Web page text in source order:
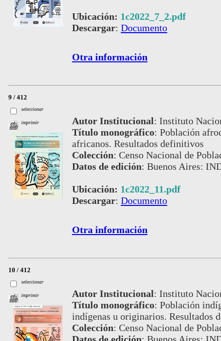
Ubicación: 1c2022_7_2.pdf
Descargar: Documento
Otra información
9 / 412
seleccionar
imprimir Autor Institucional: Instituto
Título monográfico: Población
africanos. Resultados definitivos
Colección: Censo Nacional de
Datos de edición: Buenos Aires:
Ubicación: 1c2022_11.pdf
Descargar: Documento
Otra información
10 / 412
seleccionar
imprimir Autor Institucional: Instituto
Título monográfico: Población
indígenas u originarios. Resultados
Colección: Censo Nacional de